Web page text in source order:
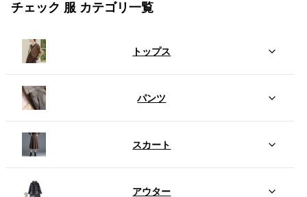
チェック 服 カテゴリ一覧
トップス
パンツ
スカート
アウター